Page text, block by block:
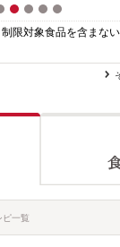
1 2 3 4
限対象食品を含まない
ピ一覧